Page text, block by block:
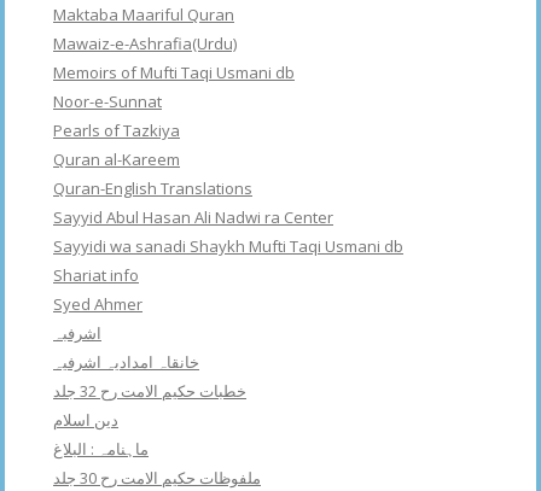
Maktaba Maariful Quran
Mawaiz-e-Ashrafia(Urdu)
Memoirs of Mufti Taqi Usmani db
Noor-e-Sunnat
Pearls of Tazkiya
Quran al-Kareem
Quran-English Translations
Sayyid Abul Hasan Ali Nadwi ra Center
Sayyidi wa sanadi Shaykh Mufti Taqi Usmani db
Shariat info
Syed Ahmer
اشرفبہ
خانقاہ امدادیہ اشرفیہ
خطبات حکیم الامت رح 32 جلد
دین اسلام
ماہنامہ : البلاغ
ملفوظات حکیم الامت رح 30 جلد